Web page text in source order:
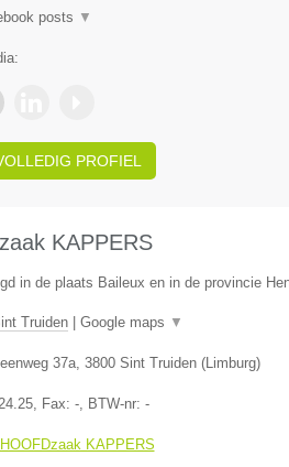
posts ▼
PROFIEL
KAPPERS
in de plaats Baileux en in de provincie
Truiden| Google maps ▼
37a, 3800 Sint Truiden(Limburg)
, Fax: -, BTW-nr: -
KAPPERS